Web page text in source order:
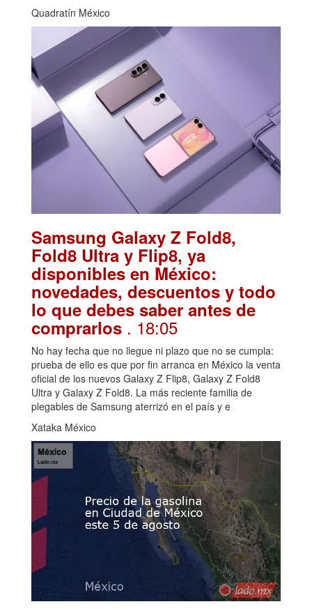
Quadratín México
Samsung Galaxy Z Fold8,
Fold8 Ultra y Flip8, ya
disponibles en México:
novedades, descuentos y todo
lo que debes saber antes de
comprarlos . 18:05
No hay fecha que no llegue ni plazo que no se cumpla:
prueba de ello es que por fin arranca en México la venta
oficial de los nuevos Galaxy Z Flip8, Galaxy Z Fold8
Ultra y Galaxy Z Fold8. La más reciente familia de
plegables de Samsung aterrizó en el país y e
Xataka México